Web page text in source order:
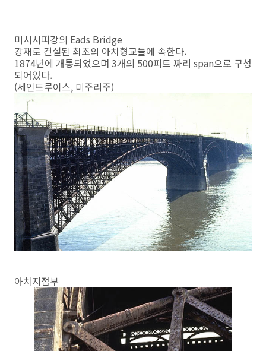
미시시피강의 Eads Bridge
강재로 건설된 최초의 아치형교들에 속한다.
1874년에 개통되었으며 3개의 500피트 짜리 span으로 구성
되어있다.
(세인트루이스, 미주리주)
아치지점부